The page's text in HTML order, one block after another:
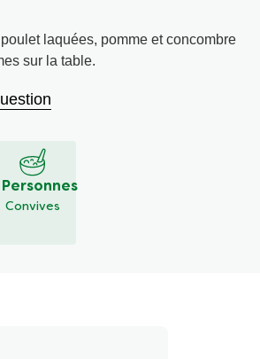
laquées, pomme et concombre
sur la table.
Convives